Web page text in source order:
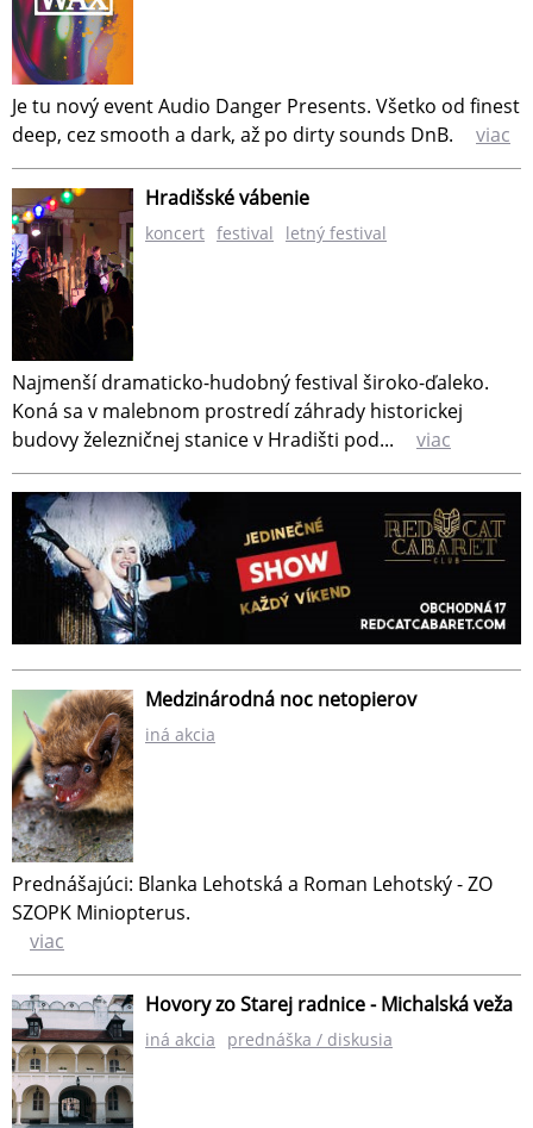
Je tu nový event Audio Danger Presents. Všetko od finest
deep, cez smooth a dark, až po dirty sounds DnB.
viac
Hradišské vábenie
koncert festival letný festival
Najmenší dramaticko-hudobný festival široko-ďaleko.
Koná sa v malebnom prostredí záhrady historickej
budovy železničnej stanice v Hradišti pod...
viac
Medzinárodná noc netopierov
iná akcia
Prednášajúci: Blanka Lehotská a Roman Lehotský - ZO
SZOPK Miniopterus.
viac
Hovory zo Starej radnice - Michalská veža
iná akcia prednáška / diskusia